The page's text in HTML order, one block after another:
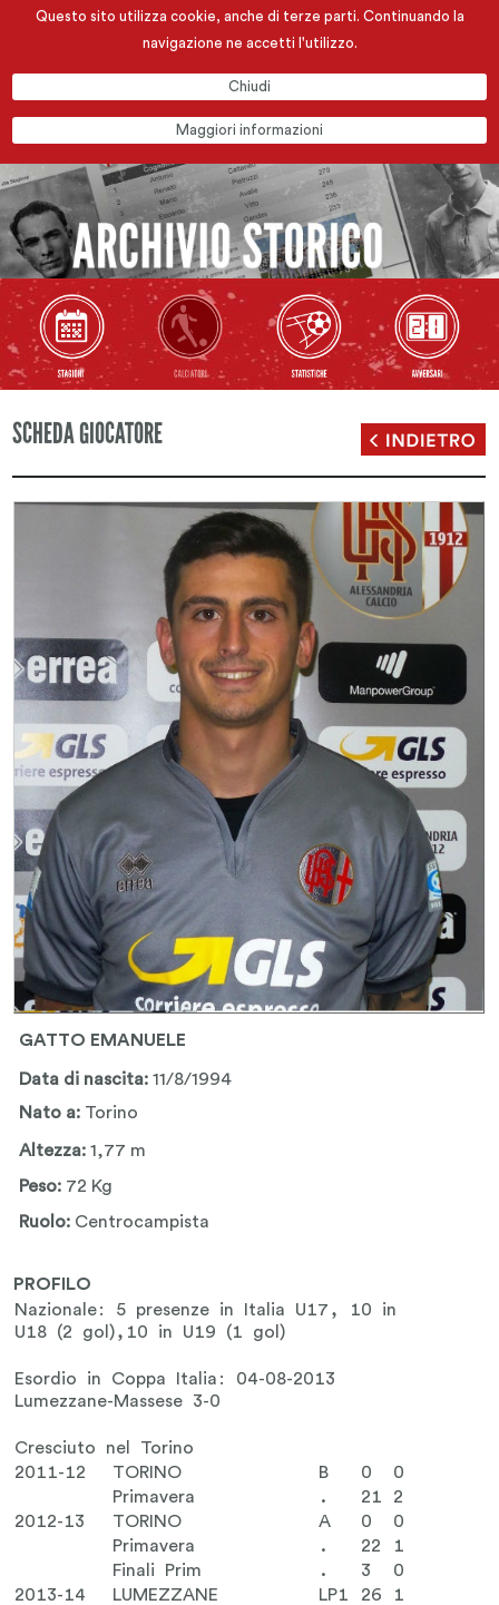
Questo sito utilizza cookie, anche di terze parti. Continuando la
navigazione ne accetti l'utilizzo.
Chiudi
Maggiori informazioni
SCHEDA GIOCATORE
GATTO EMANUELE
Data di nascita:11/8/1994
Nato a: Torino
Altezza:1,77 m
Peso: 72 Kg
Ruolo: Centrocampista
PROFILO
Nazionale: 5 presenze in Italia U17, 10 in
U18 (2 gol),10 in U19 (1 gol)
Esordio in Coppa Italia: 04-08-2013
Lumezzane-Massese 3-0
Cresciuto nel Torino
2011-12
TORINO B 0
0
Primavera
. 21
2
2012-13
TORINO A 0
0
Primavera
. 22
1
Finali Prim
. 3
0
2013-14
LUMEZZANE LP1 26
1